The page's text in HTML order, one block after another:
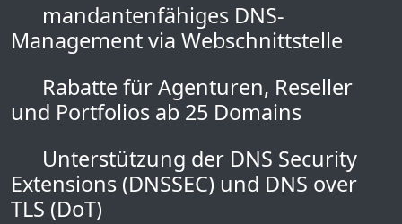
mandantenfähiges DNS-
Management via Webschnittstelle
Rabatte für Agenturen, Reseller
und Portfolios ab 25 Domains
Unterstützung der DNS Security
Extensions (DNSSEC) und DNS over
TLS (DoT)